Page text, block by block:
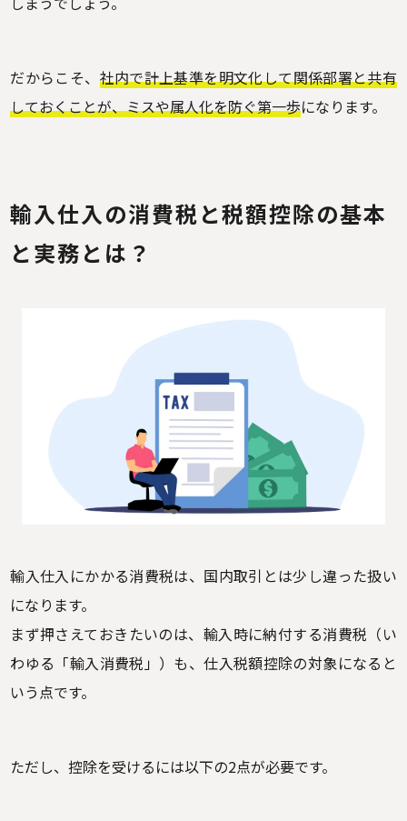
だからこそ、 社内で計上基準を明文化して関係部署と共有
しておくことが、ミスや属人化を防ぐ第一歩になります。
輸入仕入の消費税と税額控除の基本
と実務とは？
輸入仕入にかかる消費税は、国内取引とは少し違った扱い
になります。
まず押さえておきたいのは、輸入時に納付する消費税（い
わゆる「輸入消費税」）も、仕入税額控除の対象になると
いう点です。
ただし、控除を受けるには以下の2点が必要です。